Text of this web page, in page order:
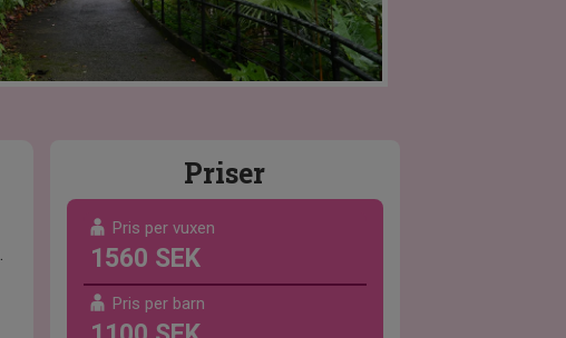
Priser
Pris per vuxen
1560 SEK
Pris per barn